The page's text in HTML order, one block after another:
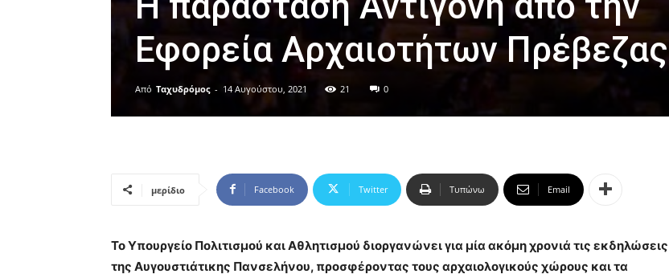
Εφορεία Αρχαιοτήτων Πρέβεζας
Από Ταχυδρόμος - 14 Αυγούστου, 2021 21 0
μερίδιο Facebook Twitter Τυπώνω Email
Το Υπουργείο Πολιτισμού και Αθλητισμού διοργανώνει για μία ακόμη χρονιά τις εκδηλώσεις
της Αυγουστιάτικης Πανσελήνου, προσφέροντας τους αρχαιολογικούς χώρους και τα